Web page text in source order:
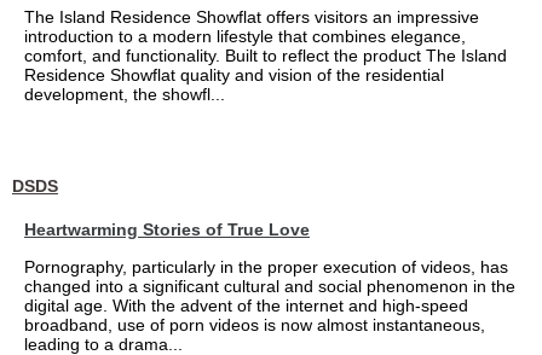
The Island Residence Showflat offers visitors an impressive
introduction to a modern lifestyle that combines elegance,
comfort, and functionality. Built to reflect the product The Island
Residence Showflat quality and vision of the residential
development, the showfl...
DSDS
Heartwarming Stories of True Love
Pornography, particularly in the proper execution of videos, has
changed into a significant cultural and social phenomenon in the
digital age. With the advent of the internet and high-speed
broadband, use of porn videos is now almost instantaneous,
leading to a drama...